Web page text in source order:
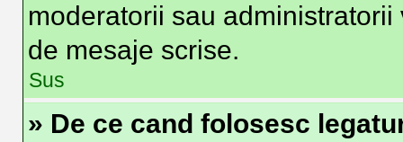
moderatorii sau
de mesaje scrise.
Sus
» De ce cand folosesc